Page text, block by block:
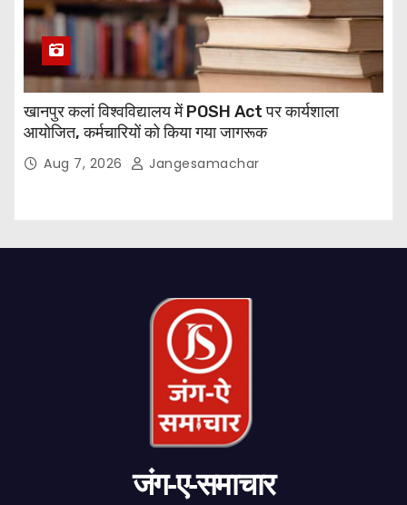
खानपुर कलां विश्वविद्यालय में POSH Act पर कार्यशाला
आयोजित, कर्मचारियों को किया गया जागरूक
Aug 7, 2026 Jangesamachar
जंग-ए-समाचार